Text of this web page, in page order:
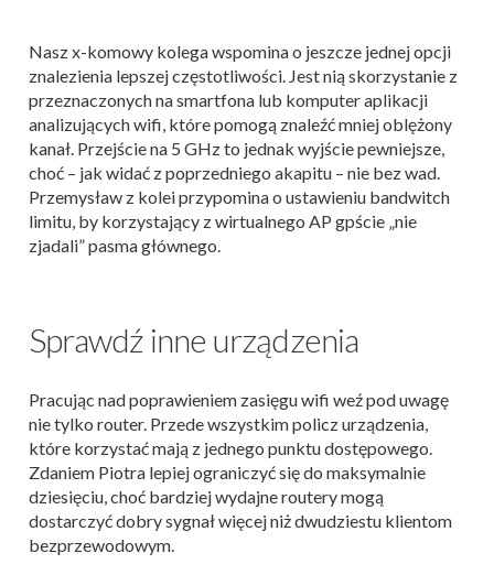
Nasz x-komowy kolega wspomina o jeszcze jednej opcji
znalezienia lepszej częstotliwości. Jest nią skorzystanie z
przeznaczonych na smartfona lub komputer aplikacji
analizujących wifi, które pomogą znaleźć mniej oblężony
kanał. Przejście na 5 GHz to jednak wyjście pewniejsze,
choć – jak widać z poprzedniego akapitu – nie bez wad.
Przemysław z kolei przypomina o ustawieniu bandwitch
limitu, by korzystający z wirtualnego AP gpście „nie
zjadali” pasma głównego.
Sprawdź inne urządzenia
Pracując nad poprawieniem zasięgu wifi weź pod uwagę
nie tylko router. Przede wszystkim policz urządzenia,
które korzystać mają z jednego punktu dostępowego.
Zdaniem Piotra lepiej ograniczyć się do maksymalnie
dziesięciu, choć bardziej wydajne routery mogą
dostarczyć dobry sygnał więcej niż dwudziestu klientom
bezprzewodowym.